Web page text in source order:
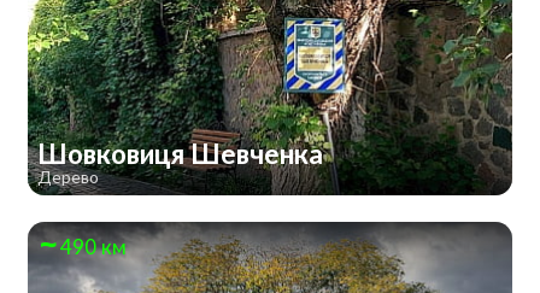
Шовковиця Шевченка
Дерево
490 км